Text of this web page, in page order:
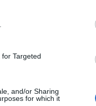
Targeted
and/or Sharing
for which it